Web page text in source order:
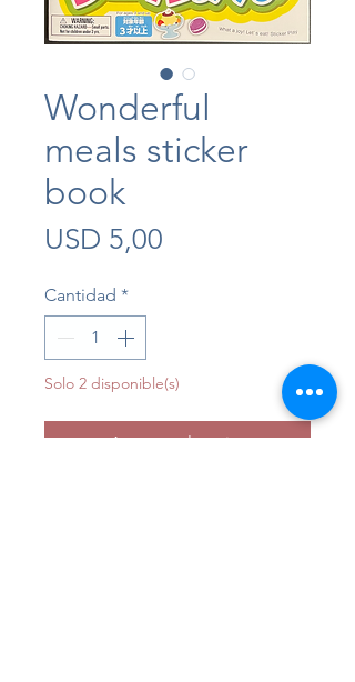
Wonderful
meals sticker
book
USD 5,00
Cantidad *
Solo 2 disponible(s)
Agregar al carrito